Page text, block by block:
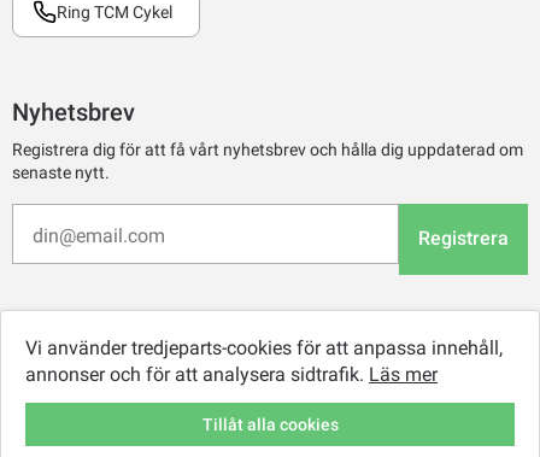
Ring TCM Cykel
Nyhetsbrev
Registrera dig för att få vårt nyhetsbrev och hålla dig uppdaterad om
senaste nytt.
Registrera
Vi använder tredjeparts-cookies för att anpassa innehåll,
annonser och för att analysera sidtrafik. Läs mer
Tillåt alla cookies